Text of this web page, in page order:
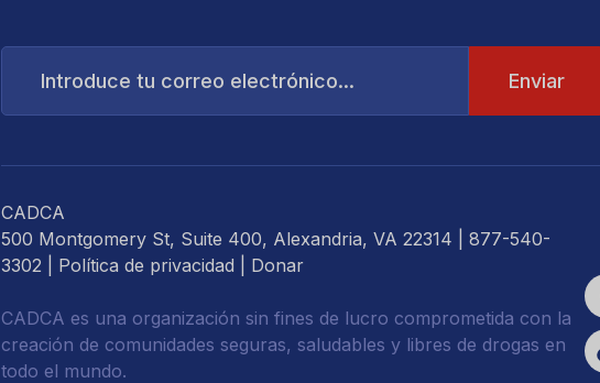
Introduce
correo
CADCA
500 Montgomery St, Suite 400, Alexandria, VA 22314 | 877-540-
3302 | Política de privacidad Donar
CADCA es una organización sin fines de lucro comprometida con la
creación de comunidades seguras, saludables y libres de drogas en
todo el mundo.